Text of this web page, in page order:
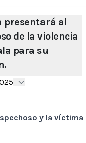
presentará al
de la violencia
para su
y la víctima